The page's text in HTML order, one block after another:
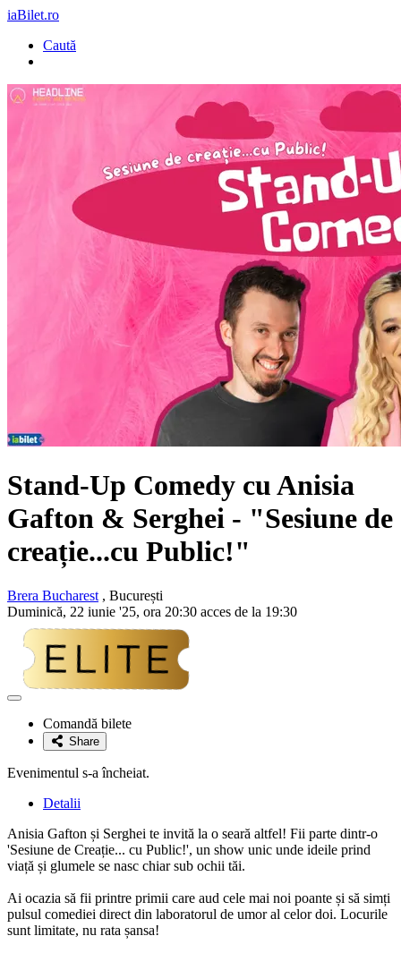
iaBilet.ro
Caută
Stand-Up Comedy cuAnisia
Gafton & Serghei - "Sesiune de
creație...cu Public!"
Brera Bucharest , București
Duminică, 22 iunie '25, ora 20:30 acces de la 19:30
Adaugă
favoriteComandă bilete
Share
Evenimentul s-a încheiat.
Detalii
Anisia Gafton și Serghei te invită la o seară altfel! Fii parte dintr-o
'Sesiune de Creație... cu Public!', un show unic unde ideile prind
viață și glumele se nasc chiar sub ochii tăi.
Ai ocazia să fii printre primii care aud cele mai noi poante și să simți
pulsul comediei direct din laboratorul de umor al celor doi. Locurile
sunt limitate, nu rata șansa!